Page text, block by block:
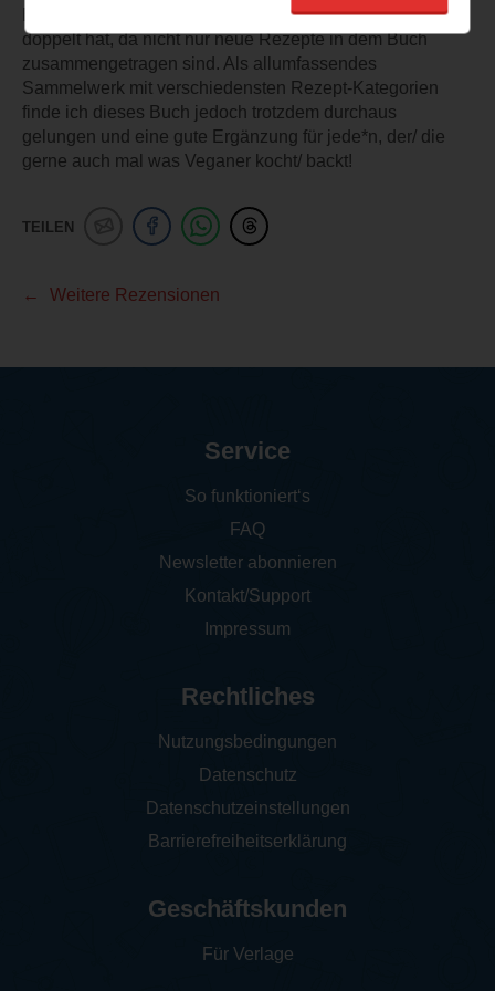
Backen), kann es sein, dass man die Rezepte nun
doppelt hat, da nicht nur neue Rezepte in dem Buch
zusammengetragen sind. Als allumfassendes
Sammelwerk mit verschiedensten Rezept-Kategorien
finde ich dieses Buch jedoch trotzdem durchaus
gelungen und eine gute Ergänzung für jede*n, der/ die
gerne auch mal was Veganer kocht/ backt!
TEILEN
Weitere Rezensionen
Service
So funktioniert‘s
FAQ
Newsletter abonnieren
Kontakt/Support
Impressum
Rechtliches
Nutzungsbedingungen
Datenschutz
Datenschutzeinstellungen
Barrierefreiheitserklärung
Geschäftskunden
Für Verlage